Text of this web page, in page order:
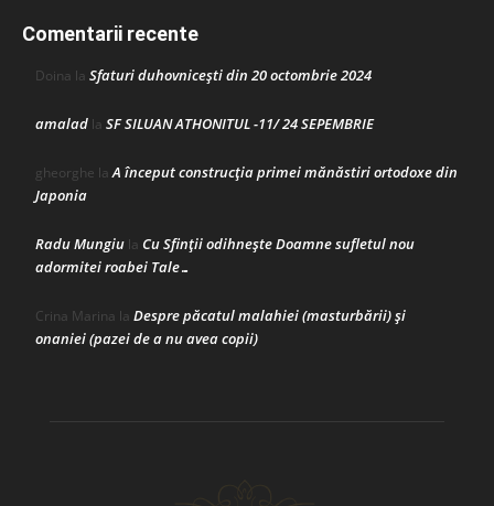
Comentarii recente
Doina la Sfaturi duhovnicești din 20 octombrie 2024
amalad la SF SILUAN ATHONITUL -11/ 24 SEPEMBRIE
gheorghe laA început construcţia primei mănăstiri ortodoxe din
Japonia
Radu Mungiu la Cu Sfinții odihnește Doamne sufletul nou
adormitei roabei Tale…
Crina Marina la Despre păcatul malahiei (masturbării) şi
onaniei (pazei de a nu avea copii)